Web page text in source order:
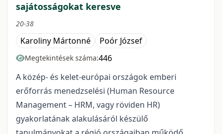
sajátosságokat keresve
20-38
Karoliny Mártonné Poór József
Megtekintések száma:446
A közép- és kelet-európai országok emberi
erőforrás menedzselési (Human Resource
Management – HRM, vagy röviden HR)
gyakorlatának alakulásáról készülő